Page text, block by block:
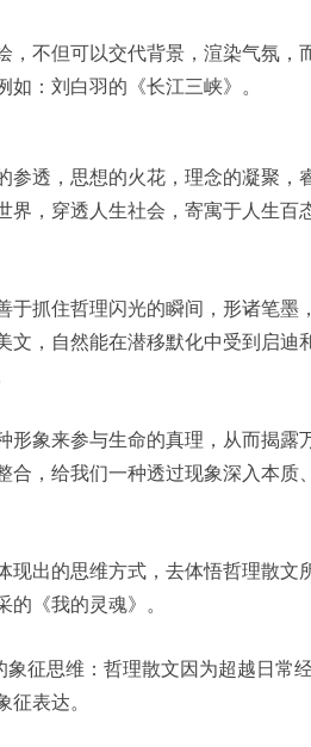
，不但可以交代背景，渲染气氛，
如：刘白羽的《长江三峡》。
参透，思想的火花，理念的凝聚，
界，穿透人生社会，寄寓于人生百
于抓住哲理闪光的瞬间，形诸笔墨
文，自然能在潜移默化中受到启迪
形象来参与生命的真理，从而揭露
合，给我们一种透过现象深入本质
现出的思维方式，去体悟哲理散文
的《我的灵魂》。
象征思维：哲理散文因为超越日常
征表达。